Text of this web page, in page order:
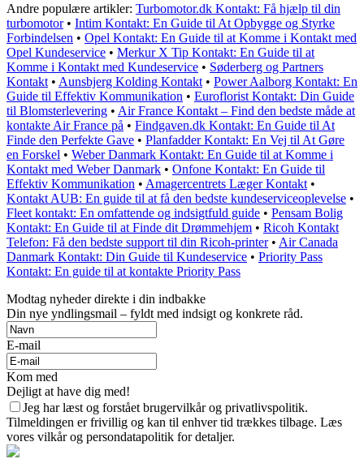
Andre populære artikler: Turbomotor.dk Kontakt: Få hjælp til din
turbomotor• Intim Kontakt: En Guide til At Opbygge og Styrke
Forbindelsen • Opel Kontakt: En Guide til at Komme i Kontakt med
Opel Kundeservice • Merkur X Tip Kontakt: En Guide til at
Komme i Kontakt med Kundeservice • Søderberg og Partners
Kontakt • Aunsbjerg Kolding Kontakt • Power Aalborg Kontakt: En
Guide til Effektiv Kommunikation • Euroflorist Kontakt: Din Guide
til Blomsterlevering • Air France Kontakt – Find den bedste måde at
kontakte Air France på • Findgaven.dk Kontakt: En Guide til At
Finde den Perfekte Gave • Planfadder Kontakt: En Vej til At Gøre
en Forskel • Weber Danmark Kontakt: En Guide til at Komme i
Kontakt med Weber Danmark • Onfone Kontakt: En Guide til
Effektiv Kommunikation • Amagercentrets Læger Kontakt •
Kontakt AUB: En guide til at få den bedste kundeserviceoplevelse •
Fleet kontakt: En omfattende og indsigtfuld guide • Pensam Bolig
Kontakt: En Guide til at Finde dit Drømmehjem • Ricoh Kontakt
Telefon: Få den bedste support til din Ricoh-printer• Air Canada
Danmark Kontakt: Din Guide til Kundeservice • Priority Pass
Kontakt: En guide til at kontakte Priority Pass
Modtag nyheder direkte i din indbakke
Din nye yndlingsmail – fyldt med indsigt og konkrete råd.
E-mail
Kom med
Dejligt at have dig med!
Jeg har læst og forstået brugervilkår og privatlivspolitik.
Tilmeldingen er frivillig og kan til enhver tid trækkes tilbage. Læs
vores vilkår og persondatapolitik for detaljer.